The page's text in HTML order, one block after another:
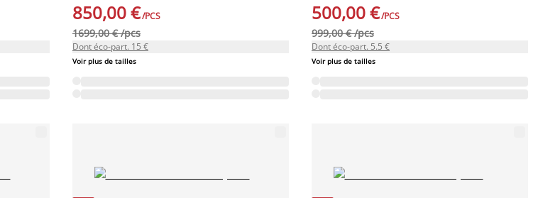
850,00 €/PCS
1699,00 € /pcs
Dont éco-part. 15 €
Voir plus de tailles
500,00 €/PCS
999,00 € /pcs
Dont éco-part. 5.5 €
Voir plus de tailles